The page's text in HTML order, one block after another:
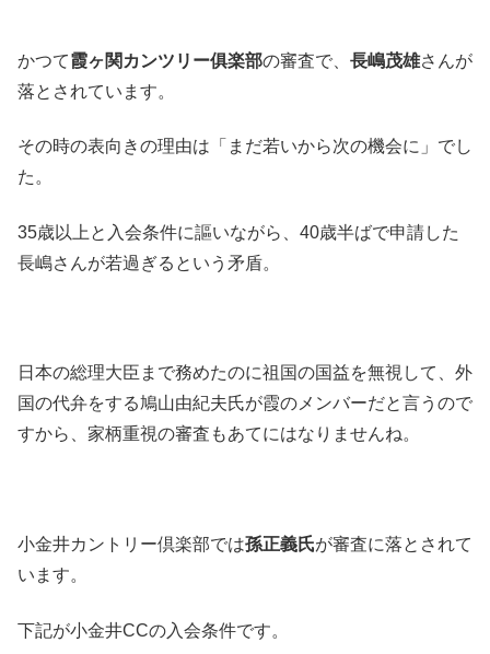
かつて霞ヶ関カンツリー俱楽部の審査で、 長嶋茂雄さんが
落とされています。
その時の表向きの理由は「まだ若いから次の機会に」でし
た。
35歳以上と入会条件に謳いながら、40歳半ばで申請した
長嶋さんが若過ぎるという矛盾。
日本の総理大臣まで務めたのに祖国の国益を無視して、外
国の代弁をする鳩山由紀夫氏が霞のメンバーだと言うので
すから、家柄重視の審査もあてにはなりませんね。
小金井カントリー倶楽部では孫正義氏が審査に落とされて
います。
下記が小金井CCの入会条件です。